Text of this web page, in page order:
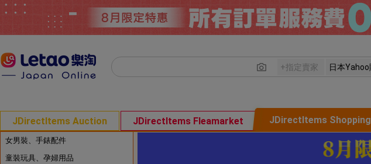
JDirectItems Auction JDirectItems Fleamarket JDirectItems Shopping
女男裝、手錶配件
童裝玩具、孕婦用品